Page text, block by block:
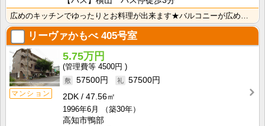
リーヴァかもべ405号室
マンション
5.75万円
4500円
57500円
57500円
2DK
47.56㎡
1996年6月
（築30年）
高知市鴨部